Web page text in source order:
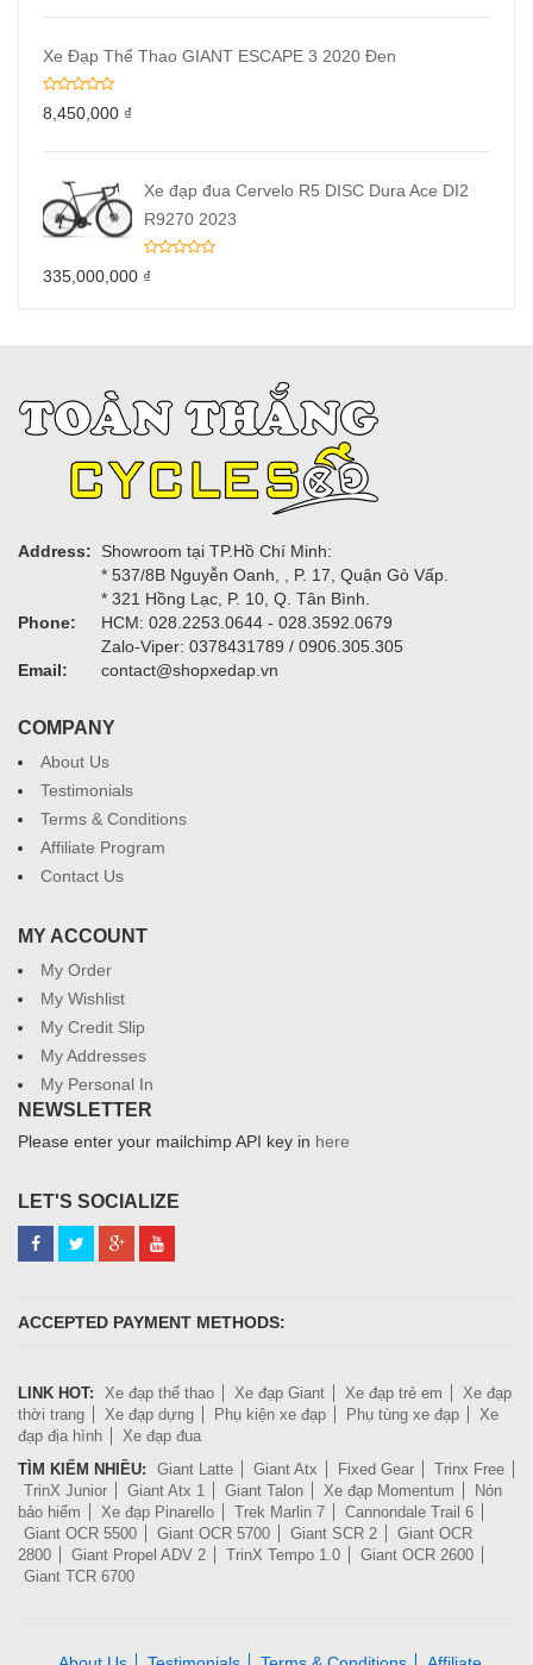
Xe Đạp Thể Thao GIANT ESCAPE 3 2020 Đen
8,450,000 ₫
Xe đạp đua Cervelo R5 DISC Dura Ace DI2
R9270 2023
335,000,000 ₫
Address:
Showroom tại TP.Hồ Chí Minh:
* 537/8B Nguyễn Oanh, , P. 17, Quận Gò Vấp.
* 321 Hồng Lạc, P. 10, Q. Tân Bình.
Phone:
HCM: 028.2253.0644 - 028.3592.0679
Zalo-Viper: 0378431789 / 0906.305.305
Email:
contact@shopxedap.vn
COMPANY
About Us
Testimonials
Terms & Conditions
Affiliate Program
Contact Us
MY ACCOUNT
My Order
My Wishlist
My Credit Slip
My Addresses
My Personal In
NEWSLETTER
Please enter your mailchimp API key in here
LET'S SOCIALIZE
ACCEPTED PAYMENT METHODS:
LINK HOT: Xe đạp thể thao Xe đạp Giant Xe đạp trẻ em
Xe đạp
thời trang
Xe đạp dựng Phụ kiện xe đạp Phụ tùng xe đạp
Xe
đạp địa hình
Xe đạp đua
TÌM KIẾM NHIỀU:
Giant Latte Giant Atx Fixed Gear
Trinx Free
TrinX Junior
Giant Atx 1 Giant Talon Xe đạp Momentum
Nón
bảo hiểm
Xe đạp Pinarello Trek Marlin 7
Cannondale Trail 6
Giant OCR 5500
Giant OCR 5700 Giant SCR 2
Giant OCR
2800
Giant Propel ADV 2 TrinX Tempo 1.0
Giant OCR 2600
Giant TCR 6700